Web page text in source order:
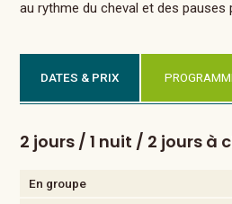
au rythme du cheval et des pauses
DATES & PRIX
2 jours / 1 nuit / 2 jours à
En groupe